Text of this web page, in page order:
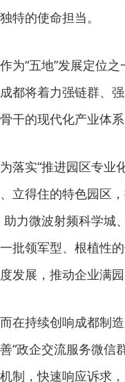
特的使命担当。
作为“五地”发展定位
都将着力强链群、
干的现代化产业体
为落实“推进园区专业
立得住的特色园区
助力微波射频科学城
批领军型、根植性
发展，推动企业满园
而在持续创响成都制
“政企交流服务微信
制，快速响应诉求